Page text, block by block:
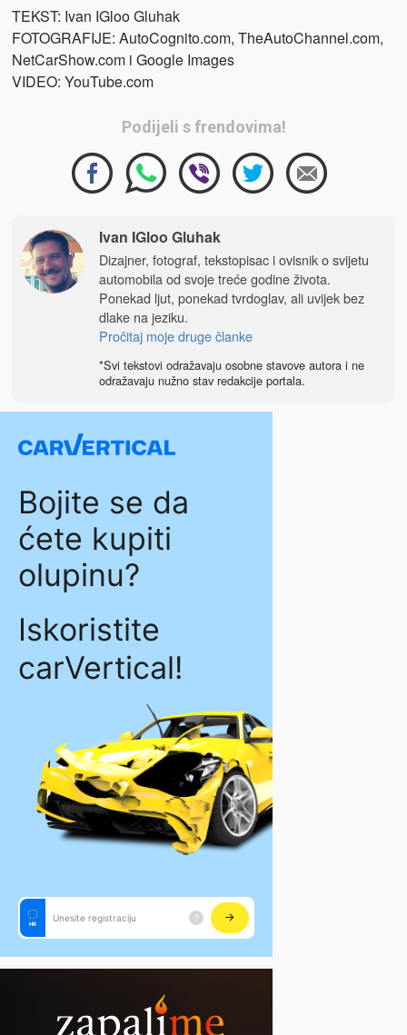
TEKST: Ivan IGloo Gluhak
FOTOGRAFIJE: AutoCognito.com, TheAutoChannel.com,
NetCarShow.com i Google Images
VIDEO: YouTube.com
Podijeli s frendovima!
Ivan IGloo Gluhak
Dizajner, fotograf, tekstopisac i ovisnik o svijetu
automobila od svoje treće godine života.
Ponekad ljut, ponekad tvrdoglav, ali uvijek bez
dlake na jeziku.
Pročitaj moje druge članke
*Svi tekstovi odražavaju osobne stavove autora i ne
odražavaju nužno stav redakcije portala.